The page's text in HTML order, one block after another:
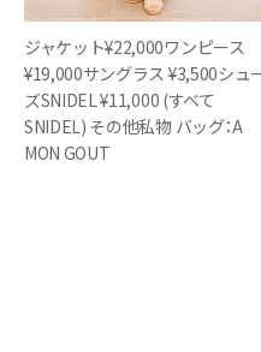
ジャケット¥22,000ワンピース
¥19,000サングラス ¥3,500シュ
ズSNIDEL ¥11,000 (すべて
SNIDEL) その他私物 バッグ：A
MON GOUT